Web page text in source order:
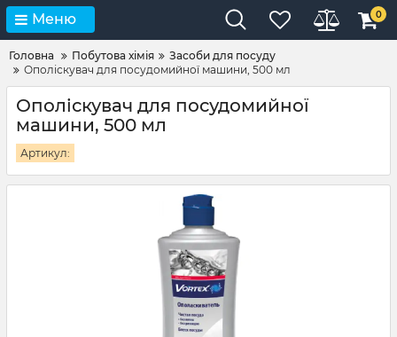
Меню 0
Головна Побутова хімія
Засоби для посуду
Ополіскувач для посудомийної машини, 500 мл
Ополіскувач для посудомийної
машини, 500 мл
Артикул: